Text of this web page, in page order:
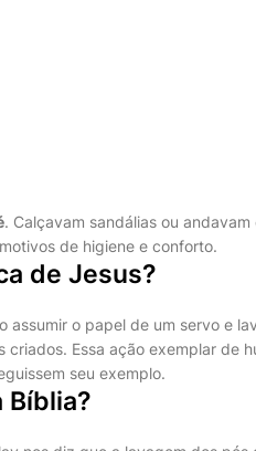
. Calçavam sandálias ou
de higiene e conforto.
de Jesus?
o papel de um servo e
Essa ação exemplar de
seu exemplo.
Bíblia?